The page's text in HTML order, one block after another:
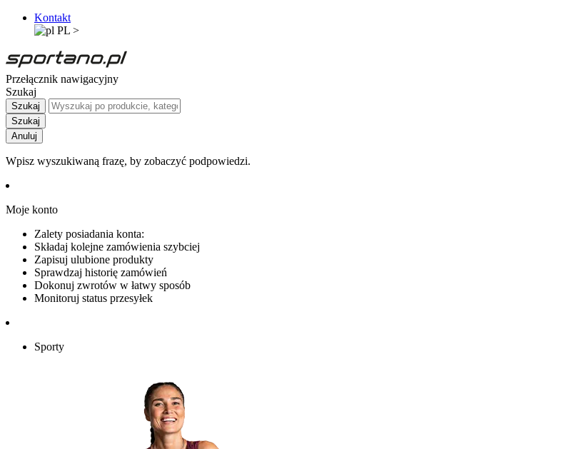
Kontakt
PL >
Przełącznik nawigacyjny
Szukaj
Szukaj
Szukaj
Anuluj
Wpisz wyszukiwaną frazę, by zobaczyć podpowiedzi.
Moje konto
Zalety posiadania konta:
Składaj kolejne zamówienia szybciej
Zapisuj ulubione produkty
Sprawdzaj historię zamówień
Dokonuj zwrotów w łatwy sposób
Monitoruj status przesyłek
Sporty